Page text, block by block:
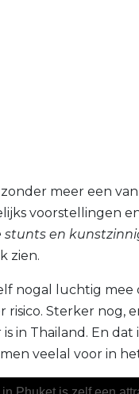
meer een
voorstellingen
stunts en
zien.
nogal luchtig
Sterker nog,
in Thailand. En
veelal voor in